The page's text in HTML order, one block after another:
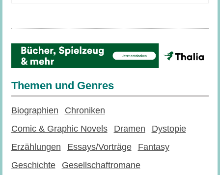
Themen und Genres
Biographien
Chroniken
Comic & Graphic Novels
Dramen
Dystopie
Erzählungen
Essays/Vorträge
Fantasy
Geschichte
Gesellschaftromane